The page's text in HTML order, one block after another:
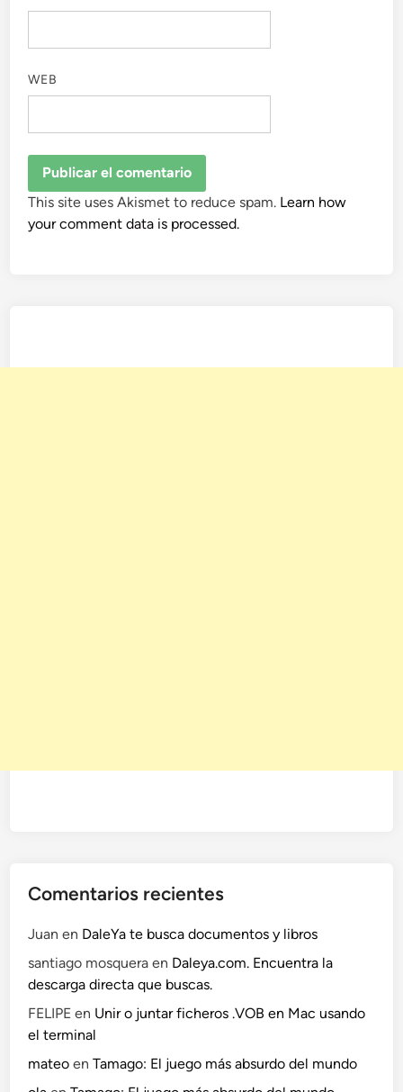
WEB
This site uses Akismet to reduce spam. Learn how
your comment data is processed.
Comentarios recientes
Juan en DaleYa te busca documentos y libros
santiago mosquera en Daleya.com. Encuentra la
descarga directa que buscas.
FELIPE en Unir o juntar ficheros .VOB en Mac usando
el terminal
mateo enTamago: El juego más absurdo del mundo